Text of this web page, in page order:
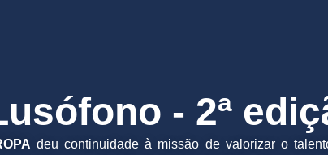
- 2ª
deu continuidade à missão de valorizar o